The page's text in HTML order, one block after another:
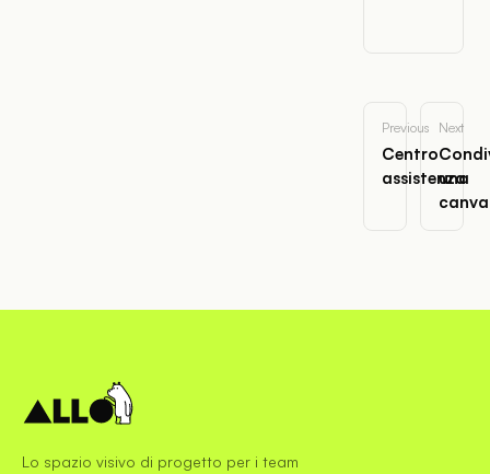
Previous
Centro
assistenza
Next
una
Lo spazio visivo di progetto per i team